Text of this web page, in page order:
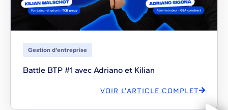
Gestion d'entreprise
Battle BTP #1 avec Adriano et Kilian
VOIR L'ARTICLE COMPLET